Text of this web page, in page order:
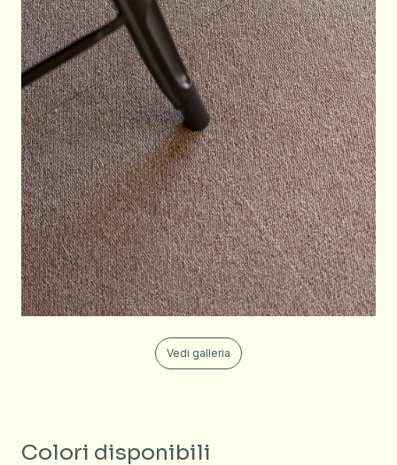
Vedi galleria
Colori disponibili